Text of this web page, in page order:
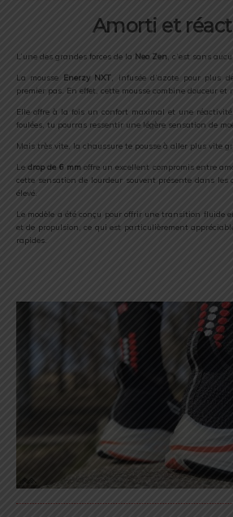
Amorti et
L’une des grandes forces de la Neo Zen, c’est sans
La mousse
Enerzy NXT, infusée d’azote pour plus
premier pas. En effet, cette mousse combine douceur et
Elle offre à la fois un confort maximal et une
foulées, tu pourras ressentir une légère sensation de
Mais très vite, la chaussure te pousse à aller plus vite
Ledrop de 6 mm offre un excellent compromis entre
cette sensation de lourdeur souvent présente dans les
élevé.
Le modèle a été conçu pour offrir une transition fluide
et de propulsion, ce qui est particulièrement
rapides.